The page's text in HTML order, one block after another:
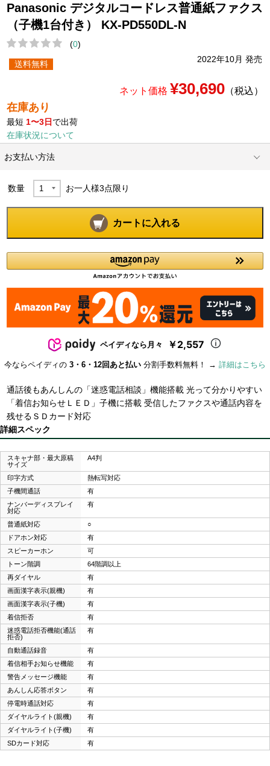
Panasonic デジタルコードレス普通紙ファクス
（子機1台付き） KX-PD550DL-N
(0)
2022年10月 発売
送料無料
ネット価格 ¥30,690（税込）
在庫あり
最短 1〜3日 で出荷
在庫状況について
お支払い方法
数量 お一人様3点限り
カートに入れる
ペイディなら月々 ￥2,557
今ならペイディの 3・6・12回あと払い 分割手数料無料！ → 詳細はこちら
通話後もあんしんの「迷惑電話相談」機能搭載 光って分かりやすい
「着信お知らせＬＥＤ」子機に搭載 受信したファクスや通話内容を
残せるＳＤカード対応
詳細スペック
スキャナ部・最大原稿
サイズ
A4判
印字方式
熱転写対応
子機間通話
有
ナンバーディスプレイ
対応
有
普通紙対応
○
ドアホン対応
有
スピーカーホン
可
トーン階調
64階調以上
再ダイヤル
有
画面漢字表示(親機)
有
画面漢字表示(子機)
有
着信拒否
有
迷惑電話拒否機能(通話
拒否)
有
自動通話録音
有
着信相手お知らせ機能
有
警告メッセージ機能
有
あんしん応答ボタン
有
停電時通話対応
有
ダイヤルライト(親機)
有
ダイヤルライト(子機)
有
SDカード対応
有